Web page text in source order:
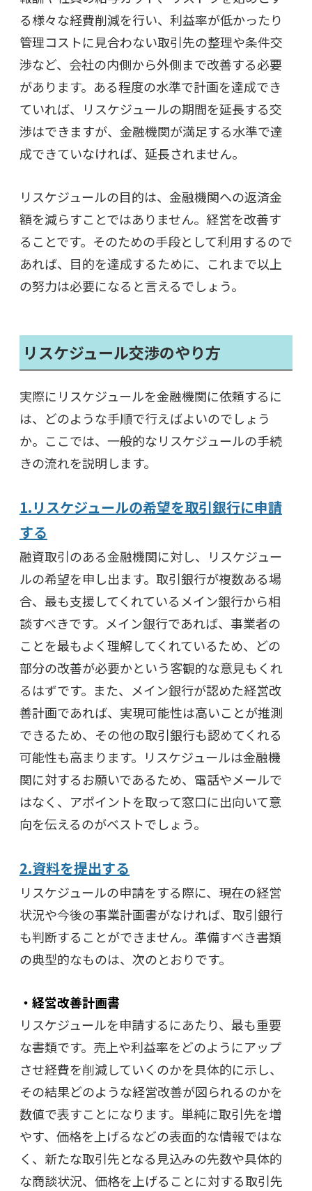
る様々な経費削減を行い、利益率が低かったり
管理コストに見合わない取引先の整理や条件交
渉など、会社の内側から外側まで改善する必要
があります。ある程度の水準で計画を達成でき
ていれば、リスケジュールの期間を延長する交
渉はできますが、金融機関が満足する水準で達
成できていなければ、延長されません。
リスケジュールの目的は、金融機関への返済金
額を減らすことではありません。経営を改善す
ることです。そのための手段として利用するので
あれば、目的を達成するために、これまで以上
の努力は必要になると言えるでしょう。
リスケジュール交渉のやり方
実際にリスケジュールを金融機関に依頼するに
は、どのような手順で行えばよいのでしょう
か。ここでは、一般的なリスケジュールの手続
きの流れを説明します。
1.リスケジュールの希望を取引銀行に申請
する
融資取引のある金融機関に対し、リスケジュー
ルの希望を申し出ます。取引銀行が複数ある場
合、最も支援してくれているメイン銀行から相
談すべきです。メイン銀行であれば、事業者の
ことを最もよく理解してくれているため、どの
部分の改善が必要かという客観的な意見もくれ
るはずです。また、メイン銀行が認めた経営改
善計画であれば、実現可能性は高いことが推測
できるため、その他の取引銀行も認めてくれる
可能性も高まります。リスケジュールは金融機
関に対するお願いであるため、電話やメールで
はなく、アポイントを取って窓口に出向いて意
向を伝えるのがベストでしょう。
2.資料を提出する
リスケジュールの申請をする際に、現在の経営
状況や今後の事業計画書がなければ、取引銀行
も判断することができません。準備すべき書類
の典型的なものは、次のとおりです。
・経営改善計画書
リスケジュールを申請するにあたり、最も重要
な書類です。売上や利益率をどのようにアップ
させ経費を削減していくのかを具体的に示し、
その結果どのような経営改善が図られるのかを
数値で表すことになります。単純に取引先を増
やす、価格を上げるなどの表面的な情報ではな
く、新たな取引先となる見込みの先数や具体的
な商談状況、価格を上げることに対する取引先